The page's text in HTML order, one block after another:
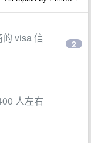
visa 信
2
人左右